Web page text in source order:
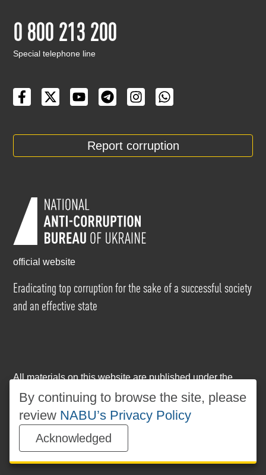
0 800 213 200
Special telephone line
Report corruption
official website
Eradicating top corruption for the sake of a successful society
and an effective state
All materials on this website are published under the
Creative Commons Attribution-NonCommercial-
NoDerivatives 4.0 International license. The use of any
materials posted on the website is permitted provided
that a reference to
www.nabu.gov.ua
of whether the materials are used in whole or in part.
By continuing to browse the site, please
review NABU’s Privacy Policy
Acknowledged